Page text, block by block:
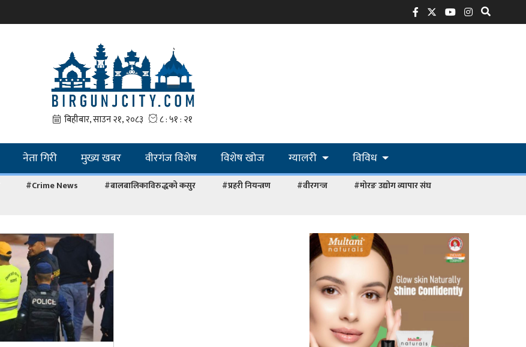
नेता गिरी मुख्य खबर वीरगंज विशेष विशेष खोज ग्यालरी विविध
#Crime News #बालबालिकाविरुद्धको कसुर #प्रहरी नियन्त्रण #वीरगन्ज
#मोरङ उद्योग व्यापार संघ